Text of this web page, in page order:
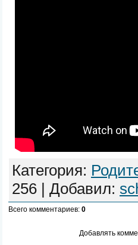
Категория:
256 | Добавил:
Всего комментариев: 0
Добавлять